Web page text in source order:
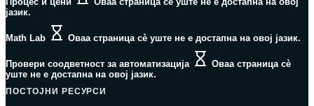
јазик.
Math Lab Оваа страница сè уште не е достапна на овој јазик.
Провери соодветност за автоматизација
Оваа страница сè
уште не е достапна на овој јазик.
ПОСТОЈНИ РЕСУРСИ